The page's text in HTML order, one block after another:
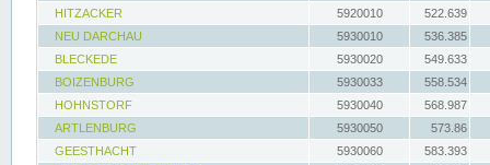
HITZACKER
5920010
522.639
NEU DARCHAU
5930010
536.385
BLECKEDE
5930020
549.633
BOIZENBURG
5930033
558.534
HOHNSTORF
5930040
568.987
ARTLENBURG
5930050
573.86
GEESTHACHT
5930060
583.393